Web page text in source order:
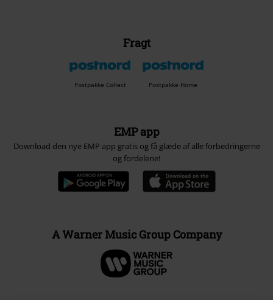
Fragt
Postpakke Collect Postpakke Home
EMP app
Download den nye EMP app gratis og få glæde af alle forbedringerne
og fordelene!
A Warner Music Group Company